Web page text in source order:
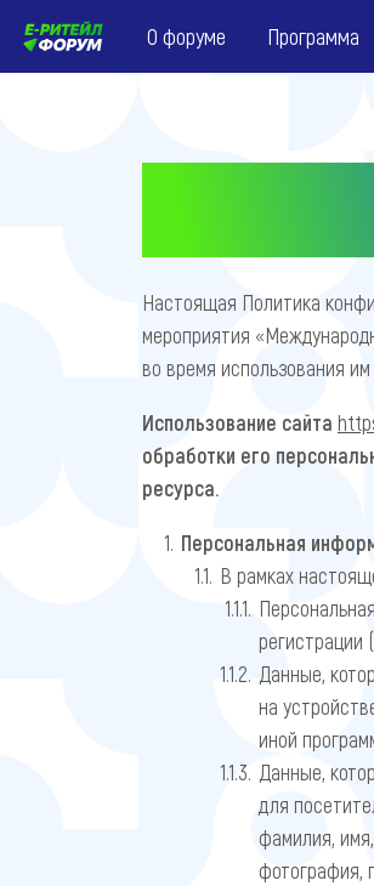
О форуме Программа
Настоящая Политика
мероприятия
во время использования
Использование сайта
обработки его
ресурса.
Персональная
В рамках
регистрации
Данные,
на
иной
Данные,
для
фамилия,
фотография,